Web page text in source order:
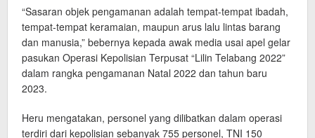
“Sasaran objek pengamanan adalah tempat-tempat ibadah,
tempat-tempat keramaian, maupun arus lalu lintas barang
dan manusia,” bebernya kepada awak media usai apel gelar
pasukan Operasi Kepolisian Terpusat “Lilin Telabang 2022”
dalam rangka pengamanan Natal 2022 dan tahun baru
2023.
Heru mengatakan, personel yang dilibatkan dalam operasi
terdiri dari kepolisian sebanyak 755 personel, TNI 150